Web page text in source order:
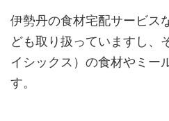
伊勢丹の食材宅配サービス
ども取り扱っていますし、
イシックス）の食材やミー
す。